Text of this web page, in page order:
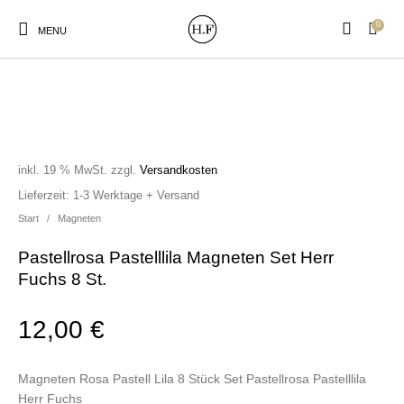
MENU
0
New Products On Sale!
Gutscheine Kissen
Patches
Print:
Poster&Notizbücher
Start / Magneten
Pastellrosa Pastelllila Magneten Set Herr
Fuchs 8 St.
12,00€
inkl. 19 % MwSt. zzgl.Versandkosten
Magneten Rosa Pastell Lila 8 Stück Set Pastellrosa Pastelllila
Herr Fuchs
Lieferzeit: 1-3 Werktage + Versand